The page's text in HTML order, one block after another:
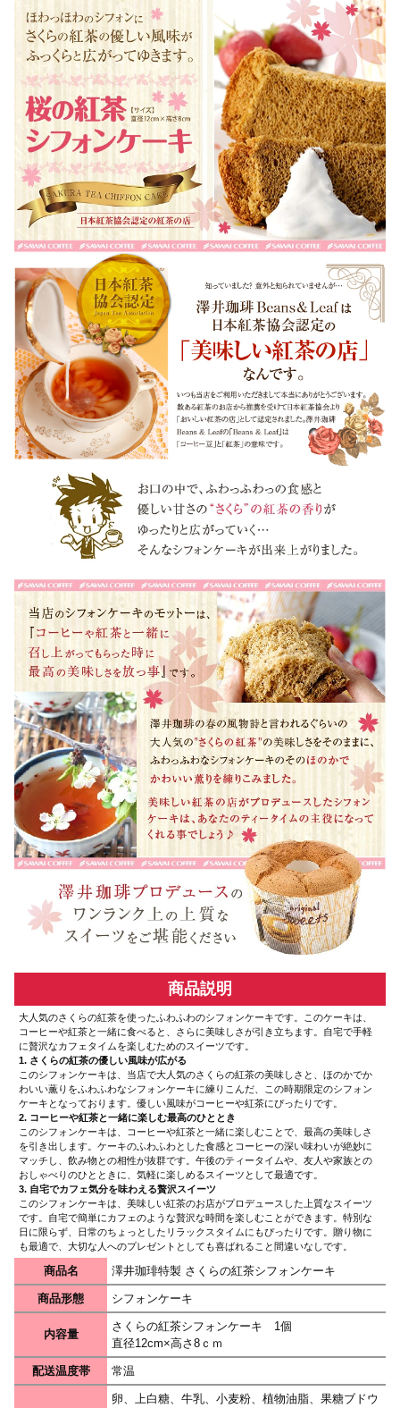
商品説明
大人気のさくらの紅茶を使ったふわふわのシフォンケーキです。このケーキは、
コーヒーや紅茶と一緒に食べると、さらに美味しさが引き立ちます。自宅で手軽
に贅沢なカフェタイムを楽しむためのスイーツです。
1. さくらの紅茶の優しい風味が広がる
このシフォンケーキは、当店で大人気のさくらの紅茶の美味しさと、ほのかでか
わいい薫りをふわふわなシフォンケーキに練りこんだ、この時期限定のシフォン
ケーキとなっております。優しい風味がコーヒーや紅茶にぴったりです。
2. コーヒーや紅茶と一緒に楽しむ最高のひととき
このシフォンケーキは、コーヒーや紅茶と一緒に楽しむことで、最高の美味しさ
を引き出します。ケーキのふわふわとした食感とコーヒーの深い味わいが絶妙に
マッチし、飲み物との相性が抜群です。午後のティータイムや、友人や家族との
おしゃべりのひとときに、気軽に楽しめるスイーツとして最適です。
3. 自宅でカフェ気分を味わえる贅沢スイーツ
このシフォンケーキは、美味しい紅茶のお店がプロデュースした上質なスイーツ
です。自宅で簡単にカフェのような贅沢な時間を楽しむことができます。特別な
日に限らず、日常のちょっとしたリラックスタイムにもぴったりです。贈り物に
も最適で、大切な人へのプレゼントとしても喜ばれること間違いなしです。
商品名 澤井珈琲特製 さくらの紅茶シフォンケーキ
商品形態 シフォンケーキ
内容量
さくらの紅茶シフォンケーキ 1個
直径12cm×高さ8ｃｍ
配送温度帯 常温
卵、上白糖、牛乳、小麦粉、植物油脂、果糖ブドウ